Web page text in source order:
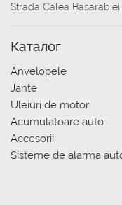
Strada Calea Basarabiei
Каталог
Anvelopele
Jante
Uleiuri de motor
Acumulatoare auto
Accesorii
Sisteme de alarma